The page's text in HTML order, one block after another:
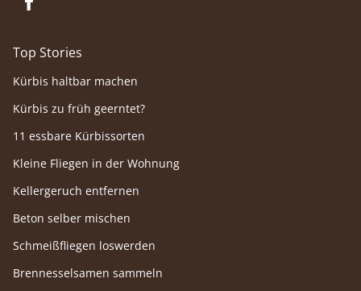
Top Stories
Kürbis haltbar machen
Kürbis zu früh geerntet?
11 essbare Kürbissorten
Kleine Fliegen in der Wohnung
Kellergeruch entfernen
Beton selber mischen
Schmeißfliegen loswerden
Brennesselsamen sammeln